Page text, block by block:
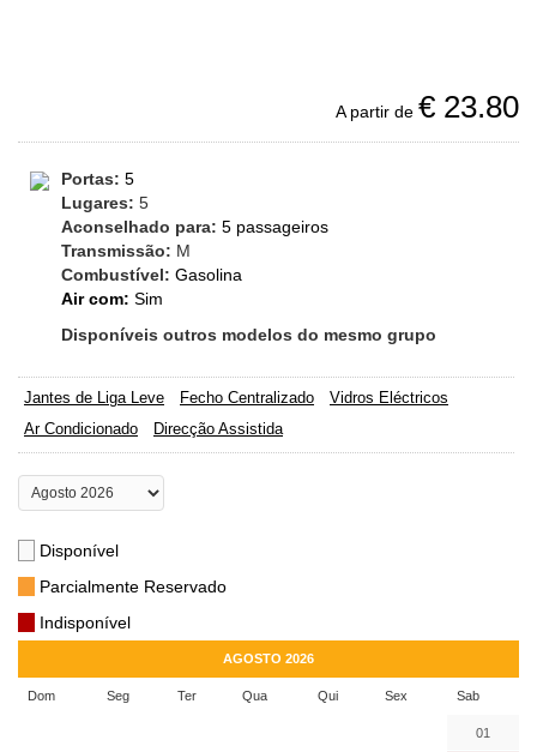
A partir de € 23.80
Portas: 5
Lugares: 5
Aconselhado para: 5 passageiros
Transmissão: M
Combustível: Gasolina
Air com: Sim
Disponíveis outros modelos do mesmo grupo
Jantes de Liga Leve Fecho Centralizado
Vidros Eléctricos
Ar Condicionado
Direcção Assistida
Disponível
Parcialmente Reservado
Indisponível
AGOSTO 2026
Dom Seg Ter Qua Qui Sex Sab
01